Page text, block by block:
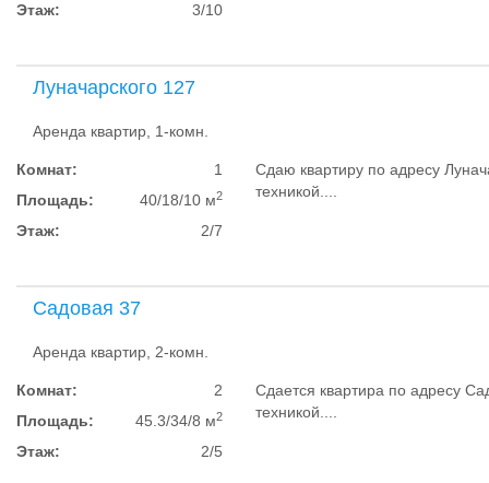
Этаж: 3/10
Луначарского 127
Аренда квартир, 1-комн.
Комнат:
1
Площадь:
40/18/10 м2
Этаж: 2/7
Сдаю квартиру по адресу
техникой....
Садовая 37
Аренда квартир, 2-комн.
Комнат:
2
Площадь:
45.3/34/8 м2
Этаж: 2/5
Сдается квартира по адресу
техникой....